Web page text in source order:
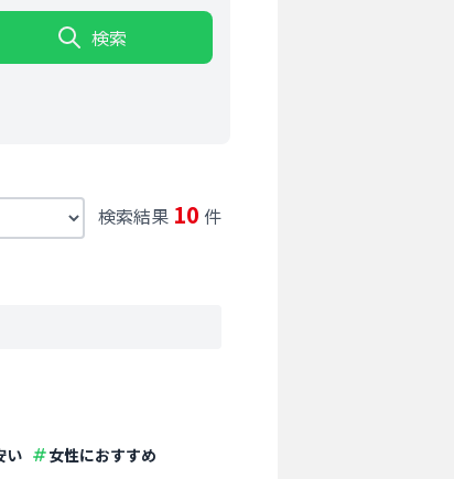
検索
検索結果 10 件
い
女性におすすめ